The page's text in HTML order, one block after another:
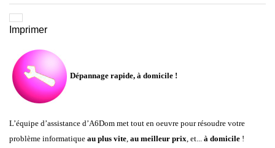
Imprimer
Dépannage rapide, à domicile !
L’équipe d’assistance d’A6Dom met tout en oeuvre pour résoudre votre
problème informatique au plus vite, au meilleur prix, et... à domicile !